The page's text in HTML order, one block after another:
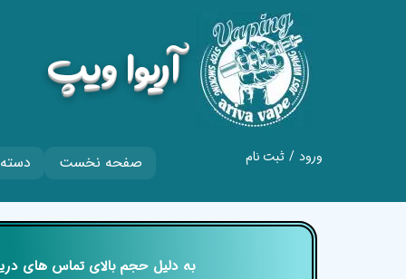
صفحه نخست ورود / ثبت نام
تغییر گذر واژه
​آریوا ویپ
به دلیل حجم بالای تماس های